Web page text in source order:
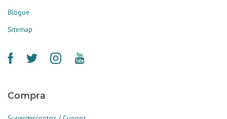
Blogue
Sitemap
Compra